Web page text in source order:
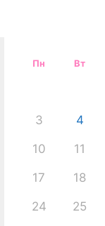
Пн Вт
3 4
10 11
17 18
24 25